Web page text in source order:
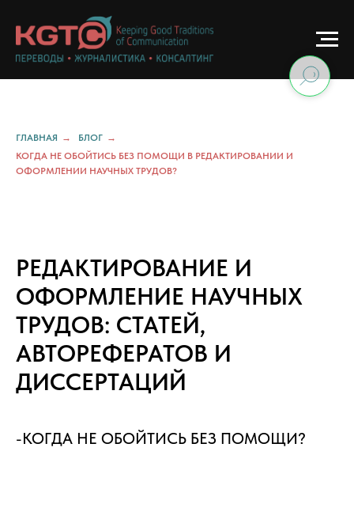
ГЛАВНАЯ → БЛОГ →
КОГДА НЕ ОБОЙТИСЬ БЕЗ ПОМОЩИ В РЕДАКТИРОВАНИИ И
ОФОРМЛЕНИИ НАУЧНЫХ ТРУДОВ?
РЕДАКТИРОВАНИЕ И
ОФОРМЛЕНИЕ НАУЧНЫХ
ТРУДОВ: СТАТЕЙ,
АВТОРЕФЕРАТОВ И
ДИССЕРТАЦИЙ
-КОГДА НЕ ОБОЙТИСЬ БЕЗ ПОМОЩИ?